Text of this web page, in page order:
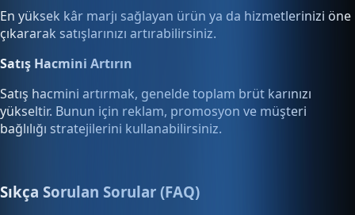
En yüksek kâr marjı sağlayan ürün ya da hizmetlerinizi öne
çıkararak satışlarınızı artırabilirsiniz.
Satış Hacmini Artırın
Satış hacmini artırmak, genelde toplam brüt karınızı
yükseltir. Bunun için reklam, promosyon ve müşteri
bağlılığı stratejilerini kullanabilirsiniz.
Sıkça Sorulan Sorular (FAQ)